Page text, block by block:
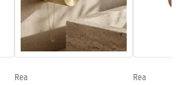
52
mm
Solo
24 maanden
Rea Rea